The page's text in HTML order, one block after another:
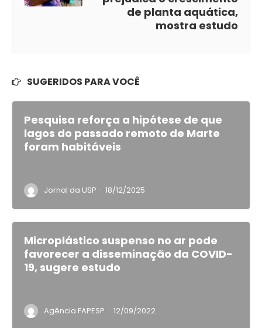
de planta aquática,
mostra estudo
SUGERIDOS PARA VOCÊ
Pesquisa reforça a hipótese de que
lagos do passado remoto de Marte
foram habitáveis
Jornal da USP · 18/12/2025
Microplástico suspenso no ar pode
favorecer a disseminação da COVID-
19, sugere estudo
Agência FAPESP · 12/09/2022